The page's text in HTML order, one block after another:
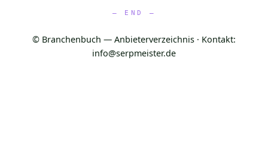
© Branchenbuch — Anbieterverzeichnis · Kontakt:
info@serpmeister.de